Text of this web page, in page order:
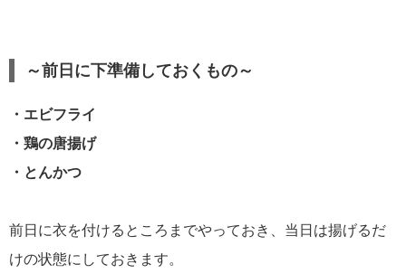
～前日に下準備しておくもの～
・エビフライ
・鶏の唐揚げ
・とんかつ
前日に衣を付けるところまでやっておき、当日は揚げるだ
けの状態にしておきます。